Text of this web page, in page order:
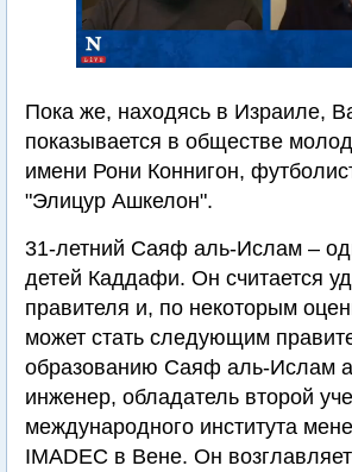
Пока же, находясь в Израиле,
показывается в обществе
имени Рони Коннигон,
"Элицур Ашкелон".
31-летний Саяф аль-Ислам –
детей Каддафи. Он считается
правителя и, по некоторым
может стать следующим
образованию Саяф аль-Ислам
инженер, обладатель второй
международного института
IMADEC в Вене. Он возглавляет